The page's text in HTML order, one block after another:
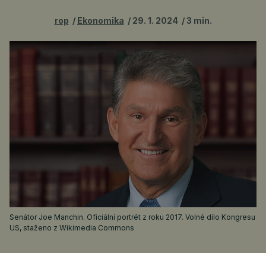
rop Ekonomika 29. 1. 2024 3 min.
Senátor Joe Manchin. Oficiální portrét z roku 2017. Volné dílo Kongresu
US, staženo z Wikimedia Commons